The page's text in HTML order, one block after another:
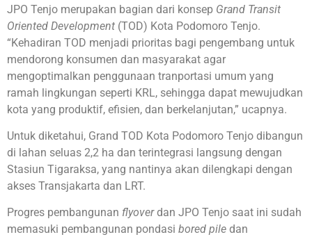
JPO Tenjo merupakan bagian dari konsep Grand Transit
Oriented Development (TOD) Kota Podomoro Tenjo.
“Kehadiran TOD menjadi prioritas bagi pengembang untuk
mendorong konsumen dan masyarakat agar
mengoptimalkan penggunaan tranportasi umum yang
ramah lingkungan seperti KRL, sehingga dapat mewujudkan
kota yang produktif, efisien, dan berkelanjutan,” ucapnya.
Untuk diketahui, Grand TOD Kota Podomoro Tenjo dibangun
di lahan seluas 2,2 ha dan terintegrasi langsung dengan
Stasiun Tigaraksa, yang nantinya akan dilengkapi dengan
akses Transjakarta dan LRT.
Progres pembangunan flyoverdan JPO Tenjo saat ini sudah
memasuki pembangunan pondasi bored pile dan